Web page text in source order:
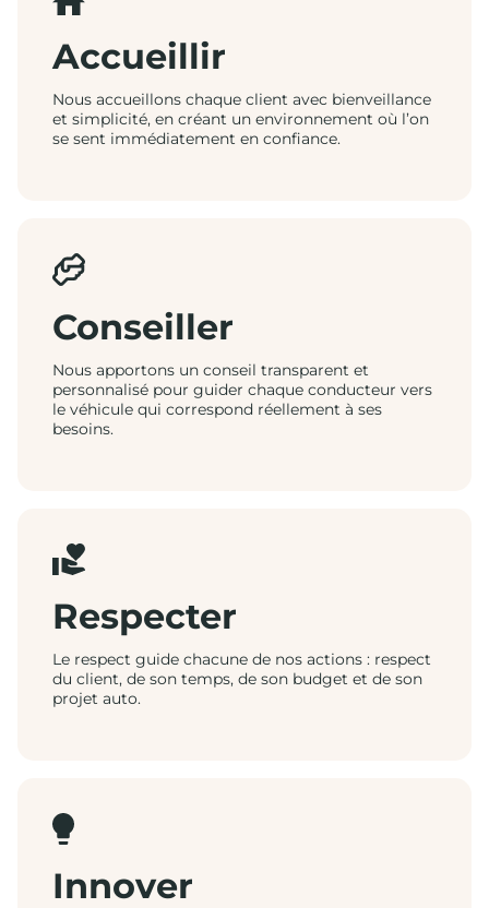
Accueillir
Nous accueillons chaque client avec bienveillance
et simplicité, en créant un environnement où l’on
se sent immédiatement en confiance.
Conseiller
Nous apportons un conseil transparent et
personnalisé pour guider chaque conducteur vers
le véhicule qui correspond réellement à ses
besoins.
Respecter
Le respect guide chacune de nos actions : respect
du client, de son temps, de son budget et de son
projet auto.
Innover